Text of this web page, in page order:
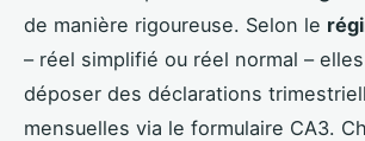
de manière rigoureuse. Selon le
– réel simplifié ou réel normal –
déposer des déclarations
mensuelles via le formulaire CA3.